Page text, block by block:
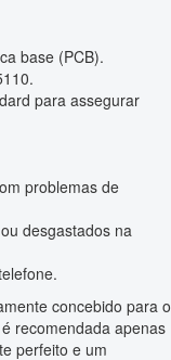
base (PCB).
para assegurar
problemas de
desgastados na
concebido para o
recomendada apenas
perfeito e um